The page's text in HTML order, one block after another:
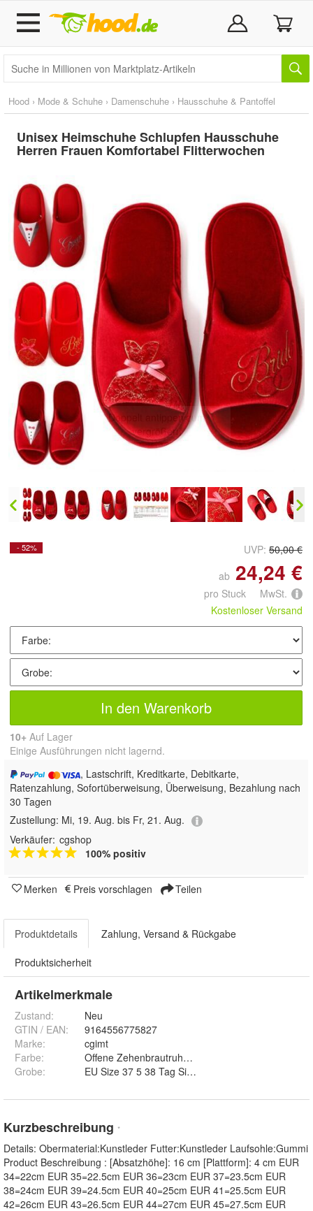
Hood › Mode & Schuhe › Damenschuhe › Hausschuhe & Pantoffel
Unisex Heimschuhe Schlupfen Hausschuhe
Herren Frauen Komfortabel Flitterwochen
Doppelt antippen zum
vergrößern
- 52% UVP: 50,00 €
ab 24,24 €
pro Stuck MwSt.
Kostenloser Versand
In den Warenkorb
10+ Auf Lager
Einige Ausführungen nicht lagernd.
, Lastschrift, Kreditkarte, Debitkarte,
Ratenzahlung, Sofortüberweisung, Überweisung, Bezahlung nach
30 Tagen
Zustellung: Mi, 19. Aug. bis Fr, 21. Aug.
Verkäufer: cgshop
100% positiv
Merken Preis vorschlagen Teilen
Produktdetails Zahlung, Versand & Rückgabe
Produktsicherheit
Artikelmerkmale
Zustand:
Neu
GTIN / EAN:
9164556775827
Marke:
cgimt
Farbe:
Offene Zehenbrautruhschuhe, Offene
Grobe: EU Size 37 5 38 Tag Size 36 37, EU Size 39 40
Kurzbeschreibung *
Details: Obermaterial:Kunstleder Futter:Kunstleder Laufsohle:Gummi
Product Beschreibung : [Absatzhöhe]: 16 cm [Plattform]: 4 cm EUR
34=22cm EUR 35=22.5cm EUR 36=23cm EUR 37=23.5cm EUR
38=24cm EUR 39=24.5cm EUR 40=25cm EUR 41=25.5cm EUR
42=26cm EUR 43=26.5cm EUR 44=27cm EUR 45=27.5cm EUR